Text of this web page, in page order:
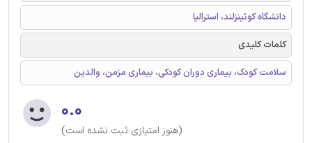
دانشگاه کوئینزلند، استرالیا
کلمات کلیدی
سلامت کودک، بیماری دوران کودکی، بیماری مزمن، والدین
۰.۰
(هنوز امتیازی ثبت نشده است)